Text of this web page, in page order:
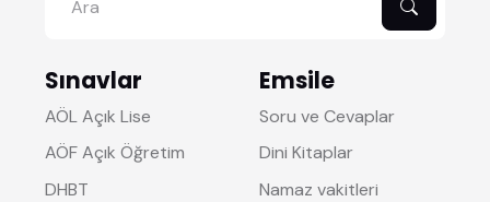
Sınavlar
AÖL Açık Lise
AÖF Açık Öğretim
DHBT
Emsile
Soru ve Cevaplar
Dini Kitaplar
Namaz vakitleri